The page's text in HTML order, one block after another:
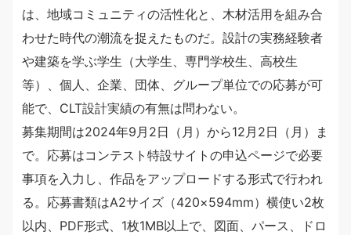
は、地域コミュニティの活性化と、木材活用を組み合
わせた時代の潮流を捉えたものだ。設計の実務経験者
や建築を学ぶ学生（大学生、専門学校生、高校生
等）、個人、企業、団体、グループ単位での応募が可
能で、CLT設計実績の有無は問わない。
募集期間は2024年9月2日（月）から12月2日（月）ま
で。応募はコンテスト特設サイトの申込ページで必要
事項を入力し、作品をアップロードする形式で行われ
る。応募書類はA2サイズ（420×594mm）横使い2枚
以内、PDF形式、1枚1MB以上で、図面、パース、ドロ